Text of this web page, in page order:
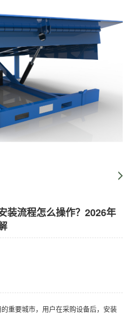
装流程怎么操作？2026年
重要城市，用户在采购设备后，安装